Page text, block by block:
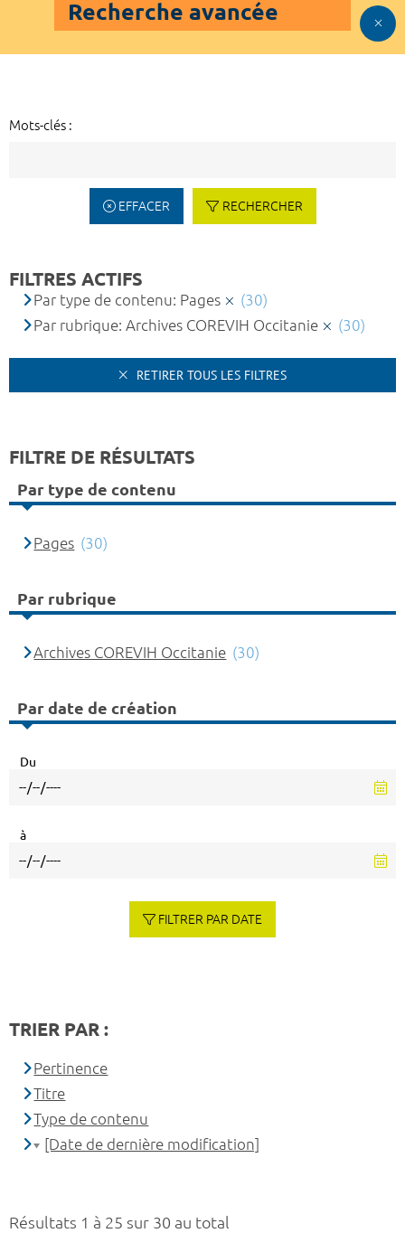
Recherche avancée
Mots-clés :
EFFACER RECHERCHER
Résultats 1 à 25 sur 30 au total
FILTRES ACTIFS
Par type de contenu: Pages
(30)
Par rubrique: Archives COREVIH Occitanie
(30)
RETIRER TOUS LES FILTRES
FILTRE DE RÉSULTATS
Par type de contenu
Pages (30)
Par rubrique
Archives COREVIH Occitanie (30)
Par date de création
Du
à
FILTRER PAR DATE
TRIER PAR :
Pertinence
Titre
Type de contenu
[Date de dernière modification]